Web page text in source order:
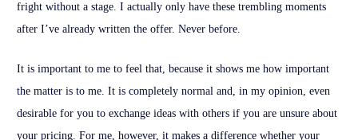
fright without a stage. I actually only have these trembling moments
after I’ve already written the offer. Never before.
It is important to me to feel that, because it shows me how important
the matter is to me. It is completely normal and, in my opinion, even
desirable for you to exchange ideas with others if you are unsure about
your pricing. For me, however, it makes a difference whether your